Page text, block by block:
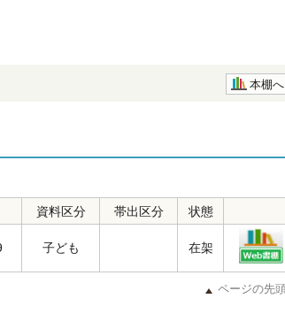
本棚へ
資料区分 帯出区分 状態
子ども 在架
ページの先